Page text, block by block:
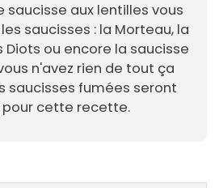
saucisse aux lentilles vous
saucisses : la Morteau, la
Diots ou encore la saucisse
n'avez rien de tout ça
saucisses fumées seront
cette recette.